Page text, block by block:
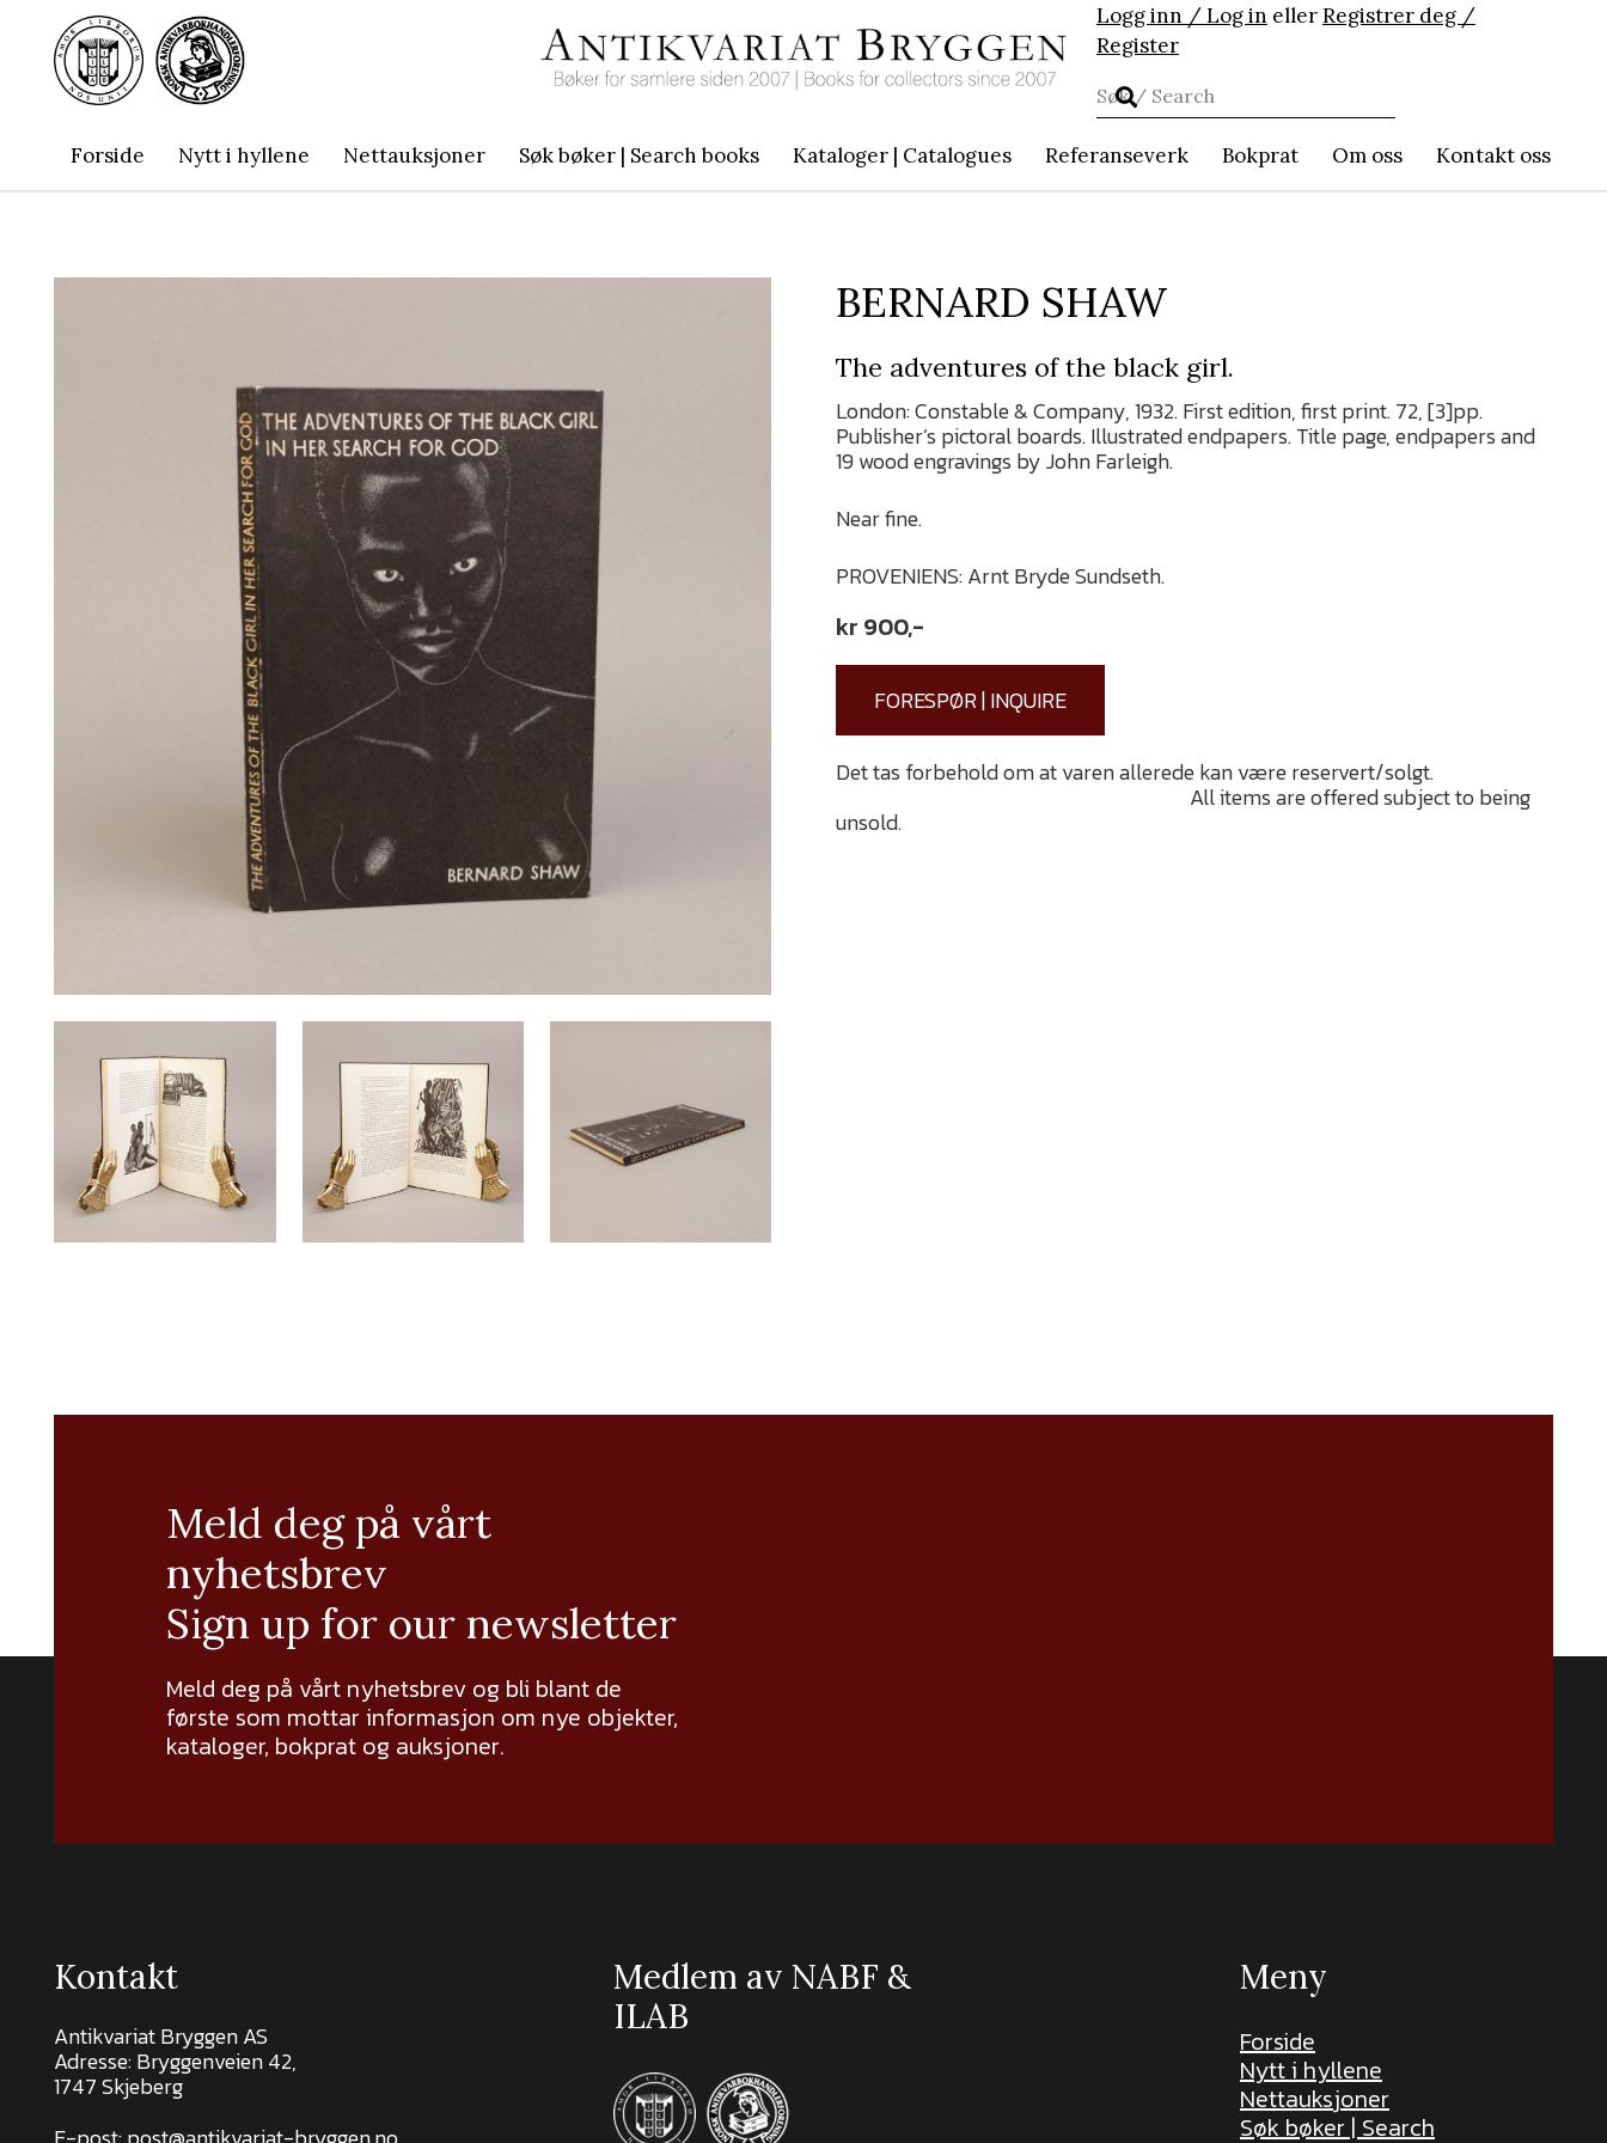
Logg inn / Log in ellerRegistrer deg /
Register
Forside Nytt i hyllene Nettauksjoner Søk bøker | Search books Kataloger | Catalogues Referanseverk Bokprat Om oss Kontakt oss
BERNARD SHAW
The adventures of the black girl.
London: Constable & Company, 1932. First edition, first print. 72, [3]pp.
Publisher’s pictoral boards. Illustrated endpapers. Title page, endpapers and
19 wood engravings by John Farleigh.
Near fine.
PROVENIENS: Arnt Bryde Sundseth.
kr 900,-
FORESPØR | INQUIRE
Det tas forbehold om at varen allerede kan være reservert/solgt.
All items are offered subject to being
unsold.
Meld deg på vårt
nyhetsbrev
Sign up for our newsletter
Meld deg på vårt nyhetsbrev og bli blant de
første som mottar informasjon om nye objekter,
kataloger, bokprat og auksjoner.
Kontakt
Antikvariat Bryggen AS
Adresse: Bryggenveien 42,
1747 Skjeberg
Medlem av NABF &
ILAB
Meny
Forside
Nytt i hyllene
Nettauksjoner
Søk bøker | Search